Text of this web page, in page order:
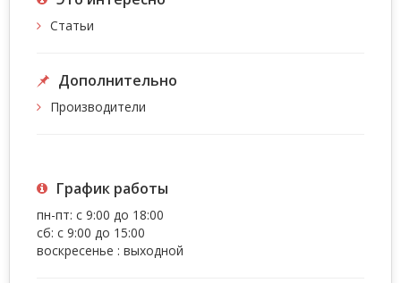
Статьи
Дополнительно
Производители
График работы
пн-пт: с 9:00 до 18:00
сб: с 9:00 до 15:00
воскресенье : выходной